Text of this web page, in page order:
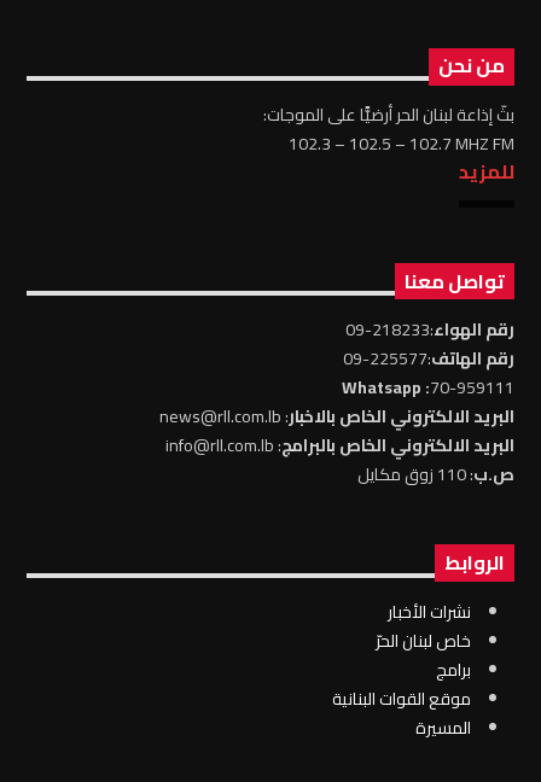
من نحن
بثّ إذاعة لبنان الحر أرضيًّا على الموجات:
102.3 – 102.5 – 102.7 MHZ FM
للمزيد
تواصل معنا
رقم الهواء:218233-09
رقم الهاتف:225577-09
70-959111
: Whatsapp
البريد الالكتروني الخاص بالاخبار: news@rll.com.lb
البريد الالكتروني الخاص بالبرامج: info@rll.com.lb
ص.ب: 110 زوق مكايل
الروابط
نشرات الأخبار
خاص لبنان الحرّ
برامج
موقع القوات البنانية
المسيرة